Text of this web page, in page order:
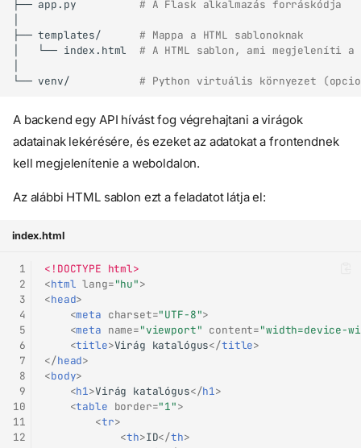
├── app.py
# A Flask alkalmazás forráskódja
├── templates/
# Mappa a HTML sablonoknak
└── index.html
# A HTML sablon, ami megjeleníti
└── venv/ # Python virtuális környezet
A backend egy API hívást fog végrehajtani a virágok
adatainak lekérésére, és ezeket az adatokat a frontendnek
kell megjelenítenie a weboldalon.
Az alábbi HTML sablon ezt a feladatot látja el:
index.html
1
2
3
4
5
6
7
8
9
10
11
12
<!DOCTYPE html>
<html lang="hu">
<head>
<meta charset="UTF-8">
<meta name="viewport" content=
<title>Virág katalógus</title>
</head>
<body>
<h1>Virág katalógus</h1>
<table border="1">
<tr>
<th>ID</th>